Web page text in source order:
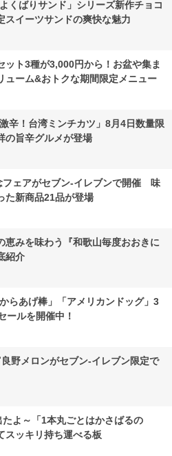
くばりサンド」シリーズ新作チョコ
スイーツサンドの爽快な魅力
ット3種が3,000円から！お盆や集ま
ューム&おトクな期間限定メニュー
辛！台湾ミンチカツ」8月4日数量限
の旨辛グルメが登場
フェアがセブン-イレブンで開催 味
た新商品21品が登場
恵みを味わう『和歌山毎度おおきに
紹介
らあげ棒」「アメリカンドッグ」3
ールを開催中！
野メロンがセブン‐イレブン限定で
よ～「1本丸ごとはかさばるの
ッキリ持ち運べる板